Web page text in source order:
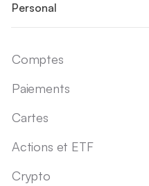
Personal
Comptes
Paiements
Cartes
Actions et ETF
Crypto